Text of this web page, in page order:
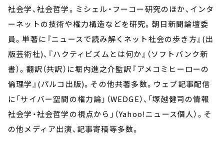
社会学、社会哲学。ミシェル・フーコー研究のほか、インタ
ーネットの技術や権力構造などを研究。朝日新聞論壇委
員。単著に『ニュースで読み解くネット社会の歩き方』(出
版芸術社)、『ハクティビズムとは何か』（ソフトバンク新
書）。翻訳（共訳）に堀内進之介監訳『アメコミヒーローの
倫理学』(パルコ出版)。その他共著多数。ウェブ記事配信
に「サイバー空間の権力論」（WEDGE）、「塚越健司の情報
社会学・社会哲学の視点から」（Yahoo!ニュース個人）。そ
の他メディア出演、記事寄稿等多数。